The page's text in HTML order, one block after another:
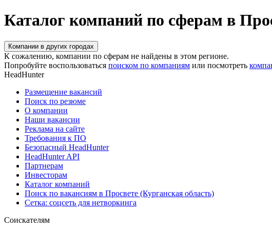
Каталог компаний по сферам в
Компании в других городах
К сожалению, компании по сферам не найдены в этом регионе.
Попробуйте воспользоваться поиском по компаниям или посмотреть
HeadHunter
Размещение вакансий
Поиск по резюме
О компании
Наши вакансии
Реклама на сайте
Требования к ПО
Безопасный HeadHunter
HeadHunter API
Партнерам
Инвесторам
Каталог компаний
Поиск по вакансиям в Просвете (Курганская область)
Сетка: соцсеть для нетворкинга
Соискателям